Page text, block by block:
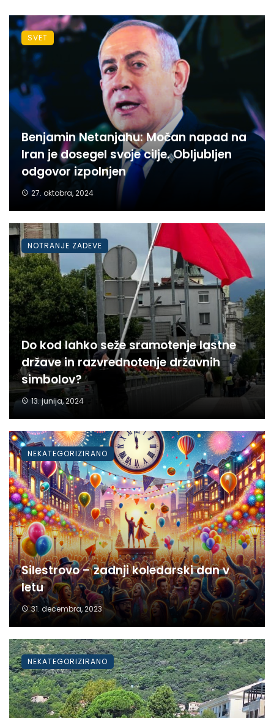
Benjamin Netanjahu: Močan napad na
Iran je dosegel svoje cilje. Obljubljen
odgovor izpolnjen
27. oktobra, 2024
SVET
Do kod lahko seže sramotenje lastne
države in razvrednotenje državnih
simbolov?
13. junija, 2024
NOTRANJE ZADEVE
Silestrovo – zadnji koledarski dan v
letu
31. decembra, 2023
NEKATEGORIZIRANO
NEKATEGORIZIRANO